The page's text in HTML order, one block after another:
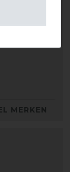
14mm
MERKEN